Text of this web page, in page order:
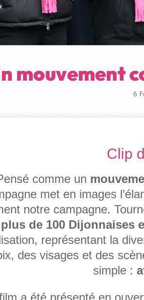
mouvement
6
Clip
comme un
met en images
notre campagne.
plus de 100 Dijonnaises
représentant la
des visages et des
simple :
a été présenté en